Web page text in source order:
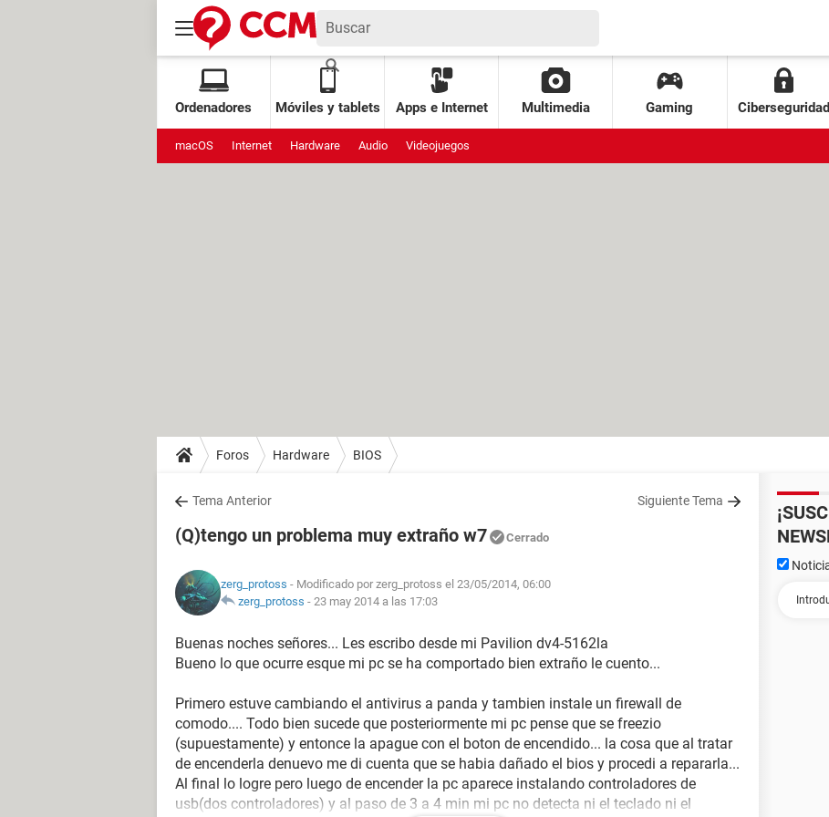
Ordenadores Móviles y tablets Apps e Internet Multimedia Gaming Ciberseguridad
macOS Internet Hardware Audio Videojuegos
Foros Hardware BIOS
Tema Anterior Siguiente Tema
(Q)tengo un problema muy extraño w7 Cerrado
zerg_protoss - Modificado por zerg_protoss el 23/05/2014, 06:00
zerg_protoss - 23 may 2014 a las 17:03
Buenas noches señores... Les escribo desde mi Pavilion dv4-5162la
Bueno lo que ocurre esque mi pc se ha comportado bien extraño le cuento...
Primero estuve cambiando el antivirus a panda y tambien instale un firewall de
comodo.... Todo bien sucede que posteriormente mi pc pense que se freezio
(supuestamente) y entonce la apague con el boton de encendido... la cosa que al tratar
de encenderla denuevo me di cuenta que se habia dañado el bios y procedi a repararla...
Al final lo logre pero luego de encender la pc aparece instalando controladores de
usb(dos controladores) y al paso de 3 a 4 min mi pc no detecta ni el teclado ni el